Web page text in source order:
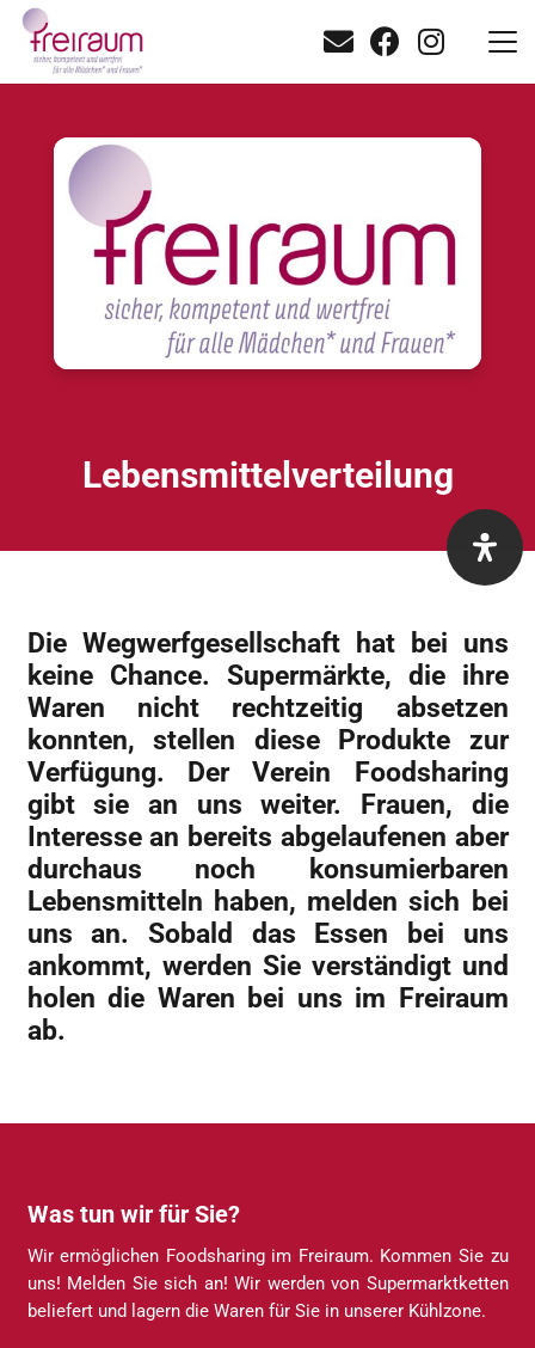
Lebensmittelverteilung
Die Wegwerfgesellschaft hat bei uns
keine Chance. Supermärkte, die ihre
Waren nicht rechtzeitig absetzen
konnten, stellen diese Produkte zur
Verfügung. Der Verein Foodsharing
gibt sie an uns weiter. Frauen, die
Interesse an bereits abgelaufenen aber
durchaus noch konsumierbaren
Lebensmitteln haben, melden sich bei
uns an. Sobald das Essen bei uns
ankommt, werden Sie verständigt und
holen die Waren bei uns im Freiraum
ab.
Was tun wir für Sie?
Wir ermöglichen Foodsharing im Freiraum. Kommen Sie zu
uns! Melden Sie sich an! Wir werden von Supermarktketten
beliefert und lagern die Waren für Sie in unserer Kühlzone.